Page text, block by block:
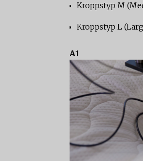
Kroppstyp M
Kroppstyp L
A1